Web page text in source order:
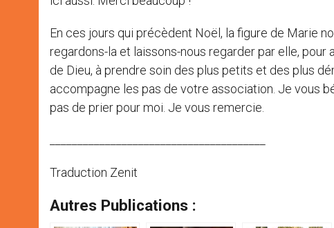
En ces jours qui précèdent Noël, la figure de Marie
regardons-la et laissons-nous regarder par elle,
de Dieu, à prendre soin des plus petits et des plus
accompagne les pas de votre association. Je vous
pas de prier pour moi. Je vous remercie.
Traduction Zenit
Autres Publications :